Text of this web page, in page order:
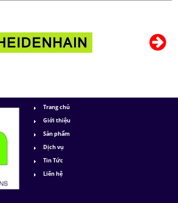
Trang chủ
Giới thiệu
Sản phẩm
Dịch vụ
Tin Tức
Liên hệ